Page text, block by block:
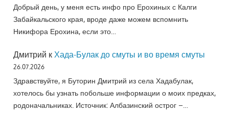
Добрый день, у меня есть инфо про Ерохиных с Калги
Забайкальского края, вроде даже можем вспомнить
Никифора Ерохина, если это…
Дмитрий к Хада-Булак до смуты и во время смуты
26.07.2026
Здравствуйте, я Буторин Дмитрий из села Хадабулак,
хотелось бы узнать побольше информации о моих предках,
родоначальниках. Источник: Албазинский острог –…